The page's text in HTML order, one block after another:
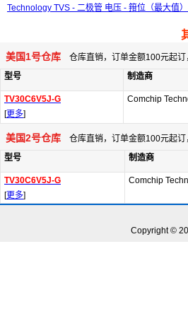
Technology TVS - 二极管 电压 - 箝位（最大值
美国1号仓库 仓库直销，订单金额100元起订
型号
制造商
TV30C6V5J-G
[更多]
Comchip
美国2号仓库 仓库直销，订单金额100元起订
型号
制造商
TV30C6V5J-G
[更多]
Comchip
Copyright ©